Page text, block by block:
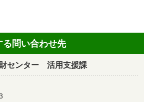
問い合わせ先
センター 活用支援課